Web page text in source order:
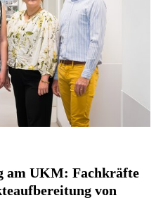
am UKM: Fachkräfte
von